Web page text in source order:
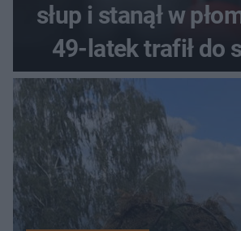
słup i stanął w
49-latek trafił do